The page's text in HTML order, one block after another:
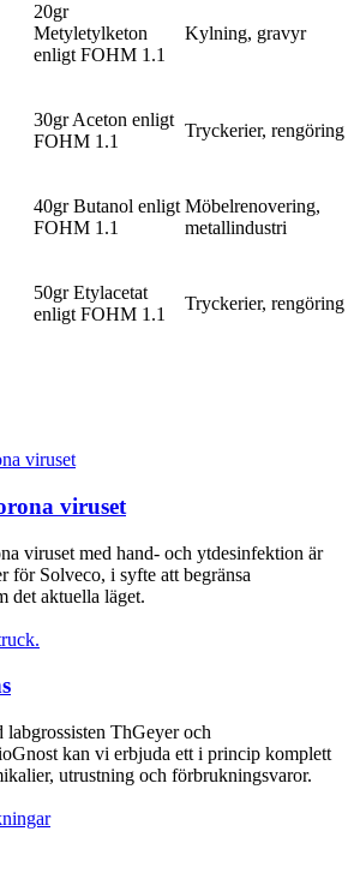
20gr
Metyletylketon
enligt FOHM 1.1
Kylning, gravyr
30gr Aceton enligt
FOHM 1.1
Tryckerier, rengöring
40gr Butanol enligt
FOHM 1.1
Möbelrenovering,
metallindustri
50gr Etylacetat
enligt FOHM 1.1
Tryckerier, rengöring
viruset
viruset med hand- och ytdesinfektion är
för Solveco, i syfte att begränsa
det aktuella läget.
labgrossisten ThGeyer och
kan vi erbjuda ett i princip komplett
utrustning och förbrukningsvaror.